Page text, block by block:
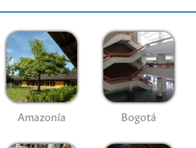
Amazonía Bogotá